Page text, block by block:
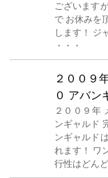
ございます
で お休みを
します！ ジ
・・・
２００９
０ アバン
２００９年
ンギャルド
ンギャルド
れます！ ワ
行性はどん